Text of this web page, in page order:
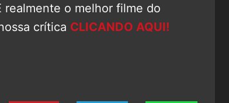
realmente o melhor filme do
crítica CLICANDO AQUI!